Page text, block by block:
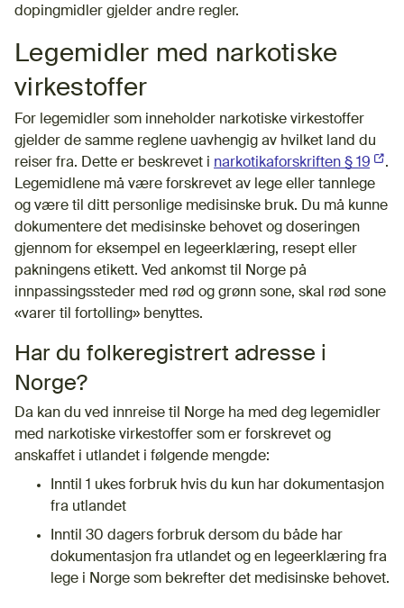
dopingmidler gjelder andre regler.
Legemidler med narkotiske
virkestoffer
For legemidler som inneholder narkotiske virkestoffer
gjelder de samme reglene uavhengig av hvilket land du
reiser fra. Dette er beskrevet i narkotikaforskriften § 19
.
Legemidlene må være forskrevet av lege eller tannlege
og være til ditt personlige medisinske bruk. Du må kunne
dokumentere det medisinske behovet og doseringen
gjennom for eksempel en legeerklæring, resept eller
pakningens etikett. Ved ankomst til Norge på
innpassingssteder med rød og grønn sone, skal rød sone
«varer til fortolling» benyttes.
Har du folkeregistrert adresse i
Norge?
Da kan du ved innreise til Norge ha med deg legemidler
med narkotiske virkestoffer som er forskrevet og
anskaffet i utlandet i følgende mengde:
Inntil 1 ukes forbruk hvis du kun har dokumentasjon
fra utlandet
Inntil 30 dagers forbruk dersom du både har
dokumentasjon fra utlandet og en legeerklæring fra
lege i Norge som bekrefter det medisinske behovet.